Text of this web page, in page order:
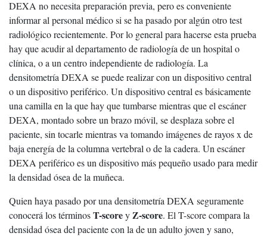
DEXA no necesita preparación previa, pero es conveniente
informar al personal médico si se ha pasado por algún otro test
radiológico recientemente. Por lo general para hacerse esta prueba
hay que acudir al departamento de radiología de un hospital o
clínica, o a un centro independiente de radiología. La
densitometría DEXA se puede realizar con un dispositivo central
o un dispositivo periférico. Un dispositivo central es básicamente
una camilla en la que hay que tumbarse mientras que el escáner
DEXA, montado sobre un brazo móvil, se desplaza sobre el
paciente, sin tocarle mientras va tomando imágenes de rayos x de
baja energía de la columna vertebral o de la cadera. Un escáner
DEXA periférico es un dispositivo más pequeño usado para medir
la densidad ósea de la muñeca.
Quien haya pasado por una densitometría DEXA seguramente
conocerá los términosT-scoreyZ-score. El T-score compara la
densidad ósea del paciente con la de un adulto joven y sano,